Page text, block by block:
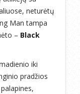
neturėtų
Man tampa
– Black
iki
pradžios